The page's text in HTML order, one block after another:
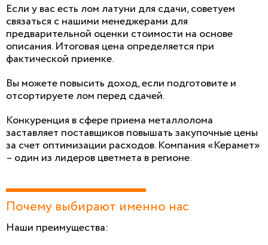
Если у вас есть лом латуни для сдачи, советуем
связаться с нашими менеджерами для
предварительной оценки стоимости на основе
описания. Итоговая цена определяется при
фактической приемке.
Вы можете повысить доход, если подготовите и
отсортируете лом перед сдачей.
Конкуренция в сфере приема металлолома
заставляет поставщиков повышать закупочные цены
за счет оптимизации расходов. Компания «Керамет»
– один из лидеров цветмета в регионе.
Почему выбирают именно нас
Наши преимущества: